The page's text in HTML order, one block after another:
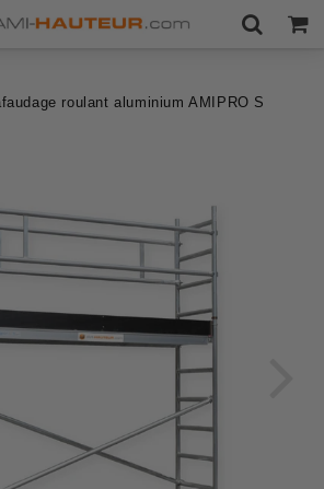
roulant aluminium AMIPRO S